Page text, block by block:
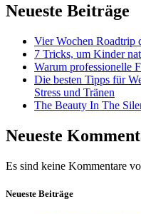
Neueste Beiträge
Vier Wochen Roadtrip
7 Tricks, um Kinder
Warum professionelle
Die besten Tipps für
Stress und Tränen
The Beauty In The
Neueste
Es sind keine Kommentare
Neueste Beiträge